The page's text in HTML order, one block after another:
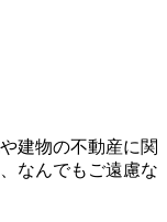
建物の不動産に関
なんでもご遠慮な